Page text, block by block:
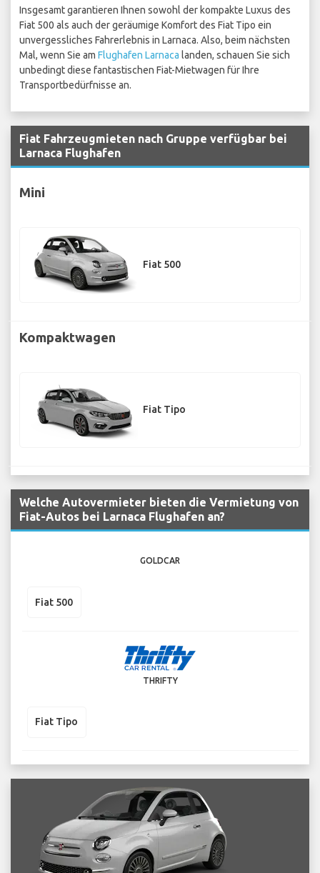
Insgesamt garantieren Ihnen sowohl der kompakte Luxus des
Fiat 500 als auch der geräumige Komfort des Fiat Tipo ein
unvergessliches Fahrerlebnis in Larnaca. Also, beim nächsten
Mal, wenn Sie am Flughafen Larnaca landen, schauen Sie sich
unbedingt diese fantastischen Fiat-Mietwagen für Ihre
Transportbedürfnisse an.
Fiat Fahrzeugmieten nach Gruppe verfügbar bei
Larnaca Flughafen
Mini
Fiat 500
Kompaktwagen
Fiat Tipo
Welche Autovermieter bieten die Vermietung von
Fiat-Autos bei Larnaca Flughafen an?
GOLDCAR
Fiat 500
THRIFTY
Fiat Tipo